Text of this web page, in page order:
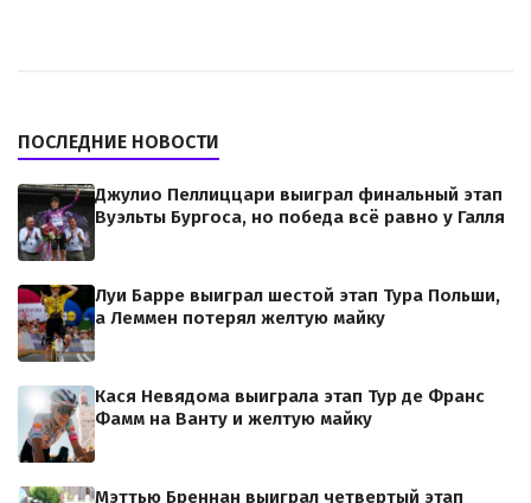
ПОСЛЕДНИЕ НОВОСТИ
Джулио Пеллиццари выиграл финальный этап
Вуэльты Бургоса, но победа всё равно у Галля
Луи Барре выиграл шестой этап Тура Польши,
а Леммен потерял желтую майку
Кася Невядома выиграла этап Тур де Франс
Фамм на Ванту и желтую майку
Мэттью Бреннан выиграл четвертый этап